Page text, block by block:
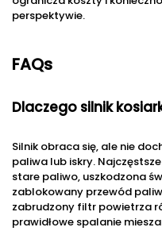
perspektywie.
FAQs
Dlaczego silnik
Silnik obraca się, ale nie
paliwa lub iskry.
stare paliwo, uszkodzona
zablokowany przewód
zabrudzony filtr powietrza
prawidłowe spalanie